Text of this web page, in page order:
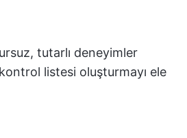
tutarlı deneyimler
listesi oluşturmayı ele